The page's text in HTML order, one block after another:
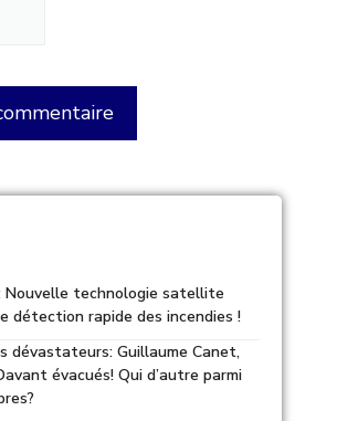
Nouvelle technologie satellite
détection rapide des incendies !
dévastateurs: Guillaume Canet,
évacués! Qui d’autre parmi